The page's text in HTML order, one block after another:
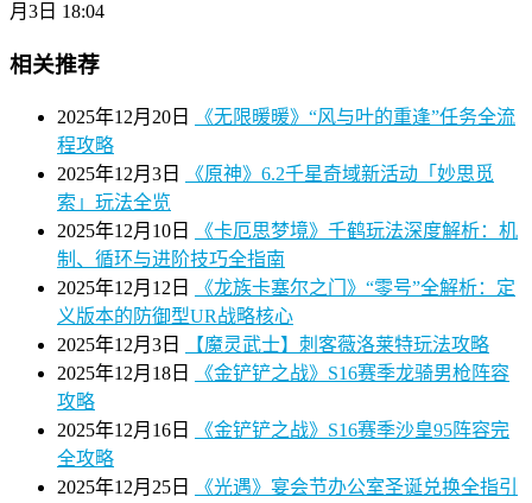
月3日 18:04
相关推荐
2025年12月20日
《无限暖暖》“风与叶的重逢”任务全流
程攻略
2025年12月3日
《原神》6.2千星奇域新活动「妙思觅
索」玩法全览
2025年12月10日
《卡厄思梦境》千鹤玩法深度解析：机
制、循环与进阶技巧全指南
2025年12月12日
《龙族卡塞尔之门》“零号”全解析：定
义版本的防御型UR战略核心
2025年12月3日
【魔灵武士】刺客薇洛莱特玩法攻略
2025年12月18日
《金铲铲之战》S16赛季龙骑男枪阵容
攻略
2025年12月16日
《金铲铲之战》S16赛季沙皇95阵容完
全攻略
2025年12月25日
《光遇》宴会节办公室圣诞兑换全指引